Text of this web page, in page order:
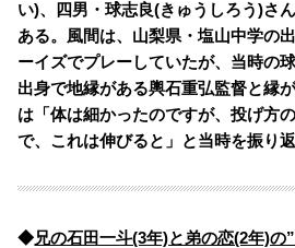
い)、四男・球志良(きゅうしろう)さ
ある。 風間は、山梨県・塩山中学の
ーイズでプレーしていたが、当時の
出身で地縁がある輿石重弘監督と縁
は「体は細かったのですが、投げ方
で、これは伸びると」と当時を振り返
◆兄の石田一斗(3年)と弟の恋(2年)の